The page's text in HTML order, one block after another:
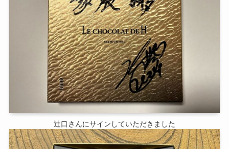
辻口さんにサインしていただきました